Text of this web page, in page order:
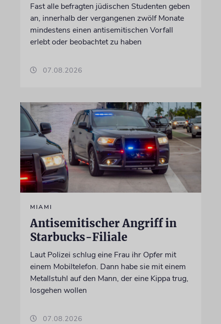
Fast alle befragten jüdischen Studenten geben
an, innerhalb der vergangenen zwölf Monate
mindestens einen antisemitischen Vorfall
erlebt oder beobachtet zu haben
07.08.2026
MIAMI
Antisemitischer Angriff in
Starbucks-Filiale
Laut Polizei schlug eine Frau ihr Opfer mit
einem Mobiltelefon. Dann habe sie mit einem
Metallstuhl auf den Mann, der eine Kippa trug,
losgehen wollen
07.08.2026